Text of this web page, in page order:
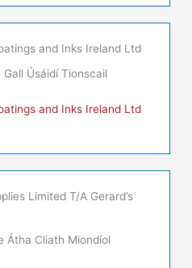
and Inks Ireland Ltd
Úsáidí Tionscail
and Inks Ireland Ltd
Limited T/A Gerard’s
Átha Cliath Miondíol